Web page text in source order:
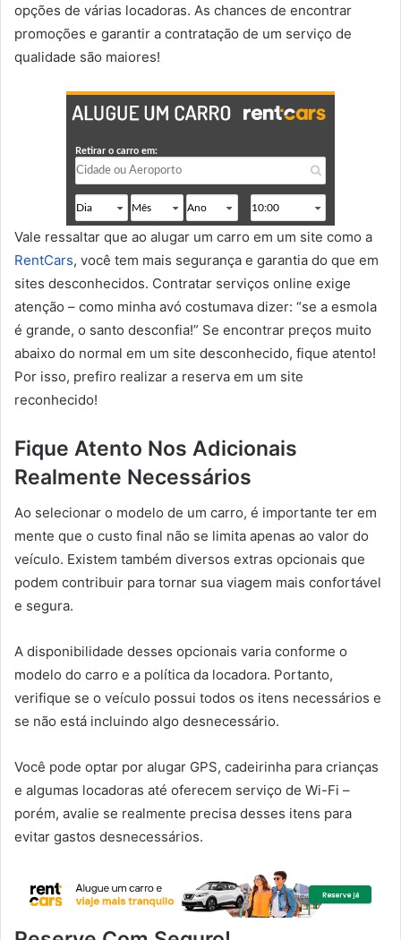
opções de várias locadoras. As chances de encontrar
promoções e garantir a contratação de um serviço de
qualidade são maiores!
Vale ressaltar que ao alugar um carro em um site como a
RentCars, você tem mais segurança e garantia do que em
sites desconhecidos. Contratar serviços online exige
atenção – como minha avó costumava dizer: “se a esmola
é grande, o santo desconfia!” Se encontrar preços muito
abaixo do normal em um site desconhecido, fique atento!
Por isso, prefiro realizar a reserva em um site
reconhecido!
Fique Atento Nos Adicionais
Realmente Necessários
Ao selecionar o modelo de um carro, é importante ter em
mente que o custo final não se limita apenas ao valor do
veículo. Existem também diversos extras opcionais que
podem contribuir para tornar sua viagem mais confortável
e segura.
A disponibilidade desses opcionais varia conforme o
modelo do carro e a política da locadora. Portanto,
verifique se o veículo possui todos os itens necessários e
se não está incluindo algo desnecessário.
Você pode optar por alugar GPS, cadeirinha para crianças
e algumas locadoras até oferecem serviço de Wi-Fi –
porém, avalie se realmente precisa desses itens para
evitar gastos desnecessários.